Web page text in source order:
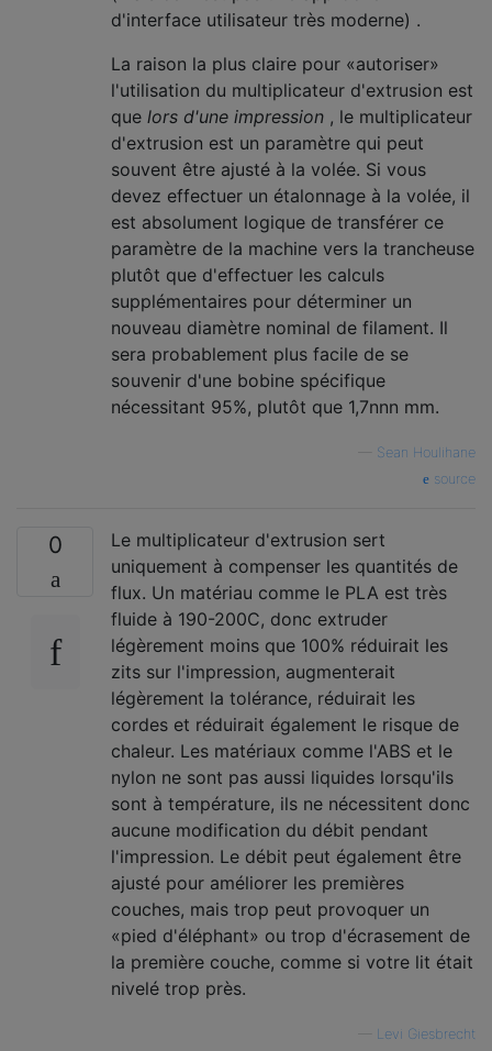
d'interface utilisateur très moderne) .
La raison la plus claire pour «autoriser»
l'utilisation du multiplicateur d'extrusion est
que lors d'une impression , le multiplicateur
d'extrusion est un paramètre qui peut
souvent être ajusté à la volée. Si vous
devez effectuer un étalonnage à la volée, il
est absolument logique de transférer ce
paramètre de la machine vers la trancheuse
plutôt que d'effectuer les calculs
supplémentaires pour déterminer un
nouveau diamètre nominal de filament. Il
sera probablement plus facile de se
souvenir d'une bobine spécifique
nécessitant 95%, plutôt que 1,7nnn mm.
Sean Houlihane
source
0
Le multiplicateur d'extrusion sert
uniquement à compenser les quantités de
flux. Un matériau comme le PLA est très
fluide à 190-200C, donc extruder
légèrement moins que 100% réduirait les
zits sur l'impression, augmenterait
légèrement la tolérance, réduirait les
cordes et réduirait également le risque de
chaleur. Les matériaux comme l'ABS et le
nylon ne sont pas aussi liquides lorsqu'ils
sont à température, ils ne nécessitent donc
aucune modification du débit pendant
l'impression. Le débit peut également être
ajusté pour améliorer les premières
couches, mais trop peut provoquer un
«pied d'éléphant» ou trop d'écrasement de
la première couche, comme si votre lit était
nivelé trop près.
Levi Giesbrecht